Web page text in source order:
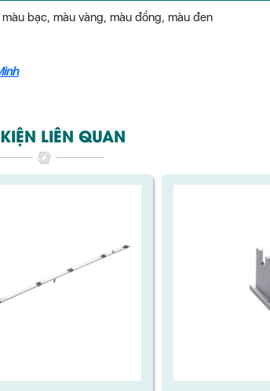
bạc, màu vàng, màu đồng, màu đen
LIÊN QUAN